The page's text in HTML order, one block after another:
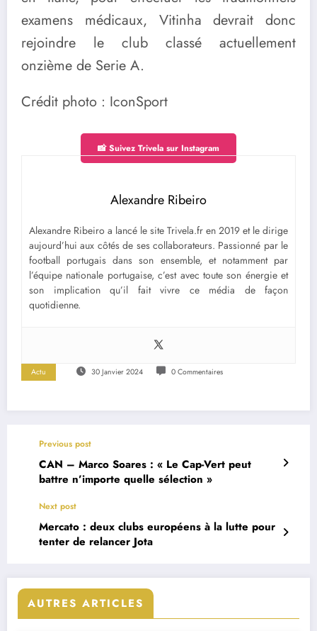
examens médicaux, Vitinha devrait donc
rejoindre le club classé actuellement
onzième de Serie A.
Crédit photo : IconSport
📸 Suivez Trivela sur Instagram
Alexandre Ribeiro
Alexandre Ribeiro a lancé le site Trivela.fr en 2019 et le dirige
aujourd’hui aux côtés de ses collaborateurs. Passionné par le
football portugais dans son ensemble, et notamment par
l’équipe nationale portugaise, c’est avec toute son énergie et
son implication qu’il fait vivre ce média de façon
quotidienne.
Actu 30 Janvier 2024 0 Commentaires
Previous post
CAN – Marco Soares : « Le Cap-Vert peut
battre n’importe quelle sélection »
Next post
Mercato : deux clubs européens à la lutte pour
tenter de relancer Jota
AUTRES ARTICLES